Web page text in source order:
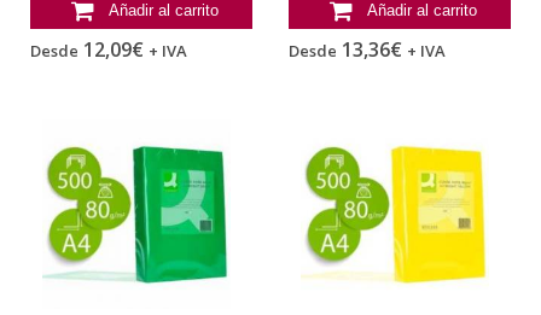
Añadir al carrito
Desde 12,09€ + IVA
Añadir al carrito
Desde 13,36€ + IVA